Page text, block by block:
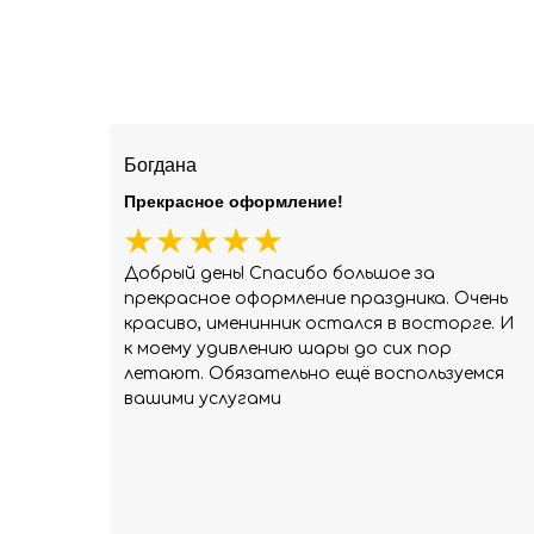
Богдана
Добрый день! Спасибо большое за
прекрасное оформление праздника. Очень
красиво, именинник остался в восторге. И
к моему удивлению шары до сих пор
летают. Обязательно ещё воспользуемся
вашими услугами
Прекрасное оформление!